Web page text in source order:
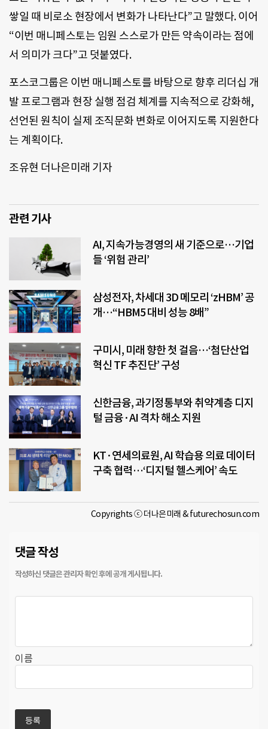
쌓일 때 비로소 현장에서 변화가 나타난다”고 말했다. 이어
“이번 매니페스토는 임원 스스로가 만든 약속이라는 점에
서 의미가 크다”고 덧붙였다.
포스코그룹은 이번 매니페스토를 바탕으로 향후 리더십 개
발 프로그램과 현장 실행 점검 체계를 지속적으로 강화해,
선언된 원칙이 실제 조직문화 변화로 이어지도록 지원한다
는 계획이다.
조유현 더나은미래 기자
관련 기사
AI, 지속가능경영의 새 기준으로…기업
들 ‘위험 관리’
삼성전자, 차세대 3D 메모리 ‘zHBM’ 공
개…“HBM5 대비 성능 8배”
구미시, 미래 향한 첫 걸음…‘첨단산업
혁신 TF 추진단’ 구성
신한금융, 과기정통부와 취약계층 디지
털 금융·AI 격차 해소 지원
KT·연세의료원, AI 학습용 의료 데이터
구축 협력…‘디지털 헬스케어’ 속도
Copyrights ⓒ 더나은미래 & futurechosun.com
댓글 작성
이름